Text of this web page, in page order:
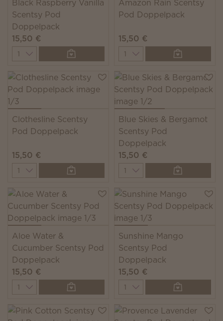
Black Raspberry Vanilla
Scentsy Pod
Doppelpack
15,50 €
Quantity
Amazon Rain Scentsy
Pod Doppelpack
15,50 €
Quantity
Clothesline Scentsy
Pod Doppelpack
15,50 €
Quantity
Blue Skies & Bergamot
Scentsy Pod
Doppelpack
15,50 €
Quantity
Aloe Water &
Cucumber Scentsy Pod
Doppelpack
15,50 €
Quantity
Sunshine Mango
Scentsy Pod
Doppelpack
15,50 €
Quantity